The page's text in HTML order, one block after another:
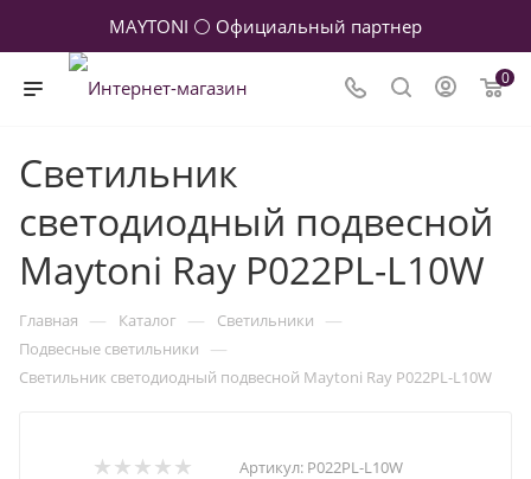
MAYTONI ⚪ Официальный партнер
0
Светильник
светодиодный подвесной
Maytoni Ray P022PL-L10W
Главная — Каталог — Светильники —
Подвесные светильники —
Светильник светодиодный подвесной Maytoni Ray P022PL-L10W
Артикул: P022PL-L10W